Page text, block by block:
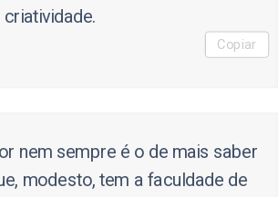
Copiar
nem sempre é o de mais saber
modesto, tem a faculdade de